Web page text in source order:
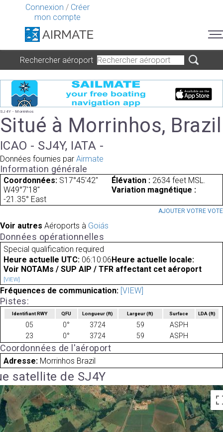
Connexion / Créer
mon compte
Rechercher aéroport
SJ4Y - Morrinhos
Situé à Morrinhos, Brazil
ICAO - SJ4Y, IATA -
Données fournies par Airmate
Information générale
Coordonnées: S17°45'42"
W49°7'18"
Élévation : 2634 feet MSL.
Variation magnétique :
-21.35° East
AJOUTER VOTRE VOTE
Voir autres Aéroports à Goiás
Données opérationnelles
Special qualification required
Heure actuelle UTC: 06:10:06 Heure actuelle locale:
Voir NOTAMs / SUP AIP / TFR affectant cet aéroport
[VIEW]
Fréquences de communication: [VIEW]
Pistes:
Identifiant RWY QFU Longueur(ft) Largeur(ft) Surface LDA(ft)
05 0° 3724 59
ASPH
23
0° 3724 59 ASPH
Coordonnées de l'aéroport
Adresse: Morrinhos Brazil
satellite de SJ4Y